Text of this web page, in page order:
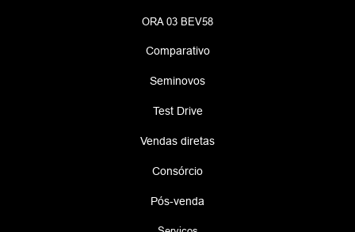
ORA 03 BEV58
Comparativo
Seminovos
Test Drive
Vendas diretas
Consórcio
Pós-venda